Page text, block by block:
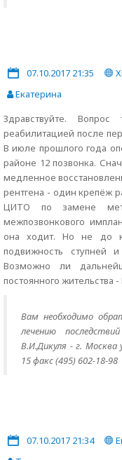
07.10.2017 21:35
Екатерина
Здравствуйте.
реабилитацией после
В июле прошлого года
районе 12 позвонка.
медленное
рентгена - один крепёж
ЦИТО по замене
межпозвонкового
она ходит. Но не до
подвижность ступней
Возможно ли
постоянного жительства
Вам необходимо
лечению
В.И.Дикуля - г. Москва
15 факс (495) 602-18-98
07.10.2017 21:34